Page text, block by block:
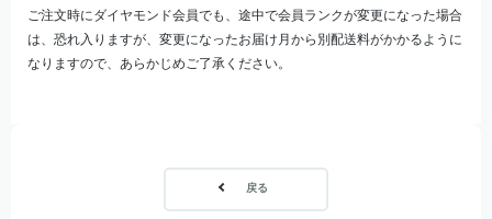
ご注文時にダイヤモンド会員でも、途中で会員ランクが変更になった場合
は、恐れ入りますが、変更になったお届け月から別配送料がかかるように
なりますので、あらかじめご了承ください。
戻る